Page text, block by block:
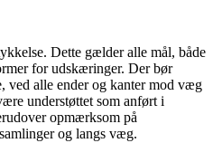
Dette gælder alle mål, både
for udskæringer. Der bør
ved alle ender og kanter mod væg
understøttet som anført i
opmærksom på
og langs væg.